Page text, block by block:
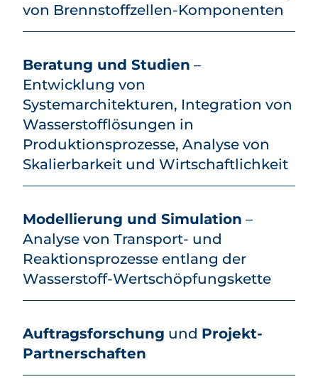
von Brennstoffzellen-Komponenten
Beratung und Studien –
Entwicklung von
Systemarchitekturen, Integration von
Wasserstoff­lösungen in
Produktionsprozesse, Analyse von
Skalierbarkeit und Wirtschaftlichkeit
Modellierung und Simulation –
Analyse von Transport- und
Reaktionsprozesse entlang der
Wasserstoff-Wertschöpfungskette
Auftragsforschung und Projekt-
Partnerschaften